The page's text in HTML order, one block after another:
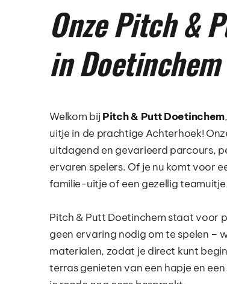
Onze Pitch &
in Doetinchem
Welkom bij Pitch & Putt Doetinchem
uitje in de prachtige Achterhoek!
uitdagend en gevarieerd parcours,
ervaren spelers. Of je nu komt voor
familie-uitje of een gezellig
Pitch & Putt Doetinchem staat voor
geen ervaring nodig om te spelen –
materialen, zodat je direct kunt
terras genieten van een hapje en